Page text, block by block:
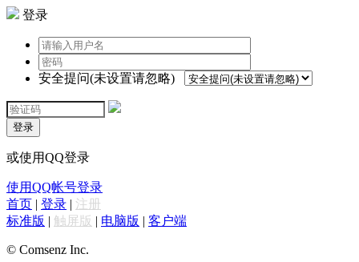
登录
安全提问(未设置请忽略)
登录
或使用QQ登录
使用QQ帐号登录
首页 | 登录 | 注册
标准版 | 触屏版 | 电脑版 | 客户端
© Comsenz Inc.